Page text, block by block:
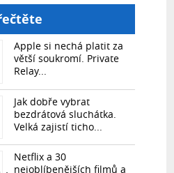
Apple si nechá platit za
větší soukromí. Private
Relay...
Jak dobře vybrat
bezdrátová sluchátka.
Velká zajistí ticho...
Netflix a 30
nejoblíbenějších filmů a